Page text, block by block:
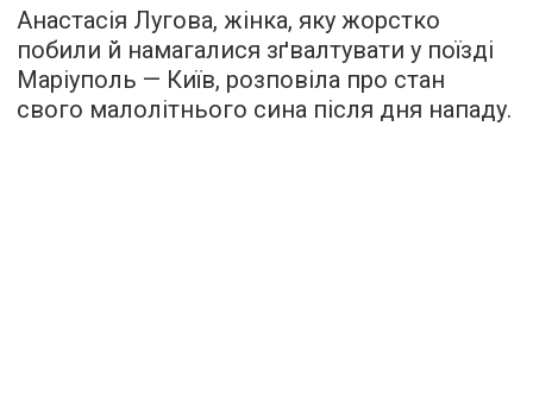
Анастасія Лугова, жінка, яку жорстко
побили й намагалися зґвалтувати у поїзді
Маріуполь — Київ, розповіла про стан
свого малолітнього сина після дня нападу.